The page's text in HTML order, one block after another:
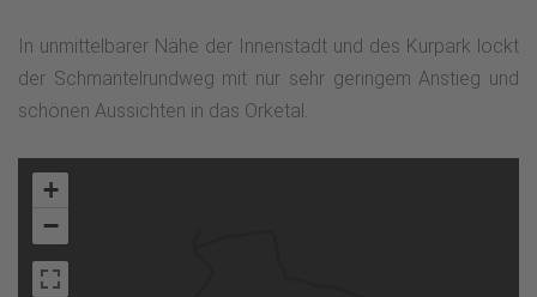
In unmittelbarer Nähe der Innenstadt und des Kurpark lockt
der Schmantelrundweg mit nur sehr geringem Anstieg und
schönen Aussichten in das Orketal.
+
−